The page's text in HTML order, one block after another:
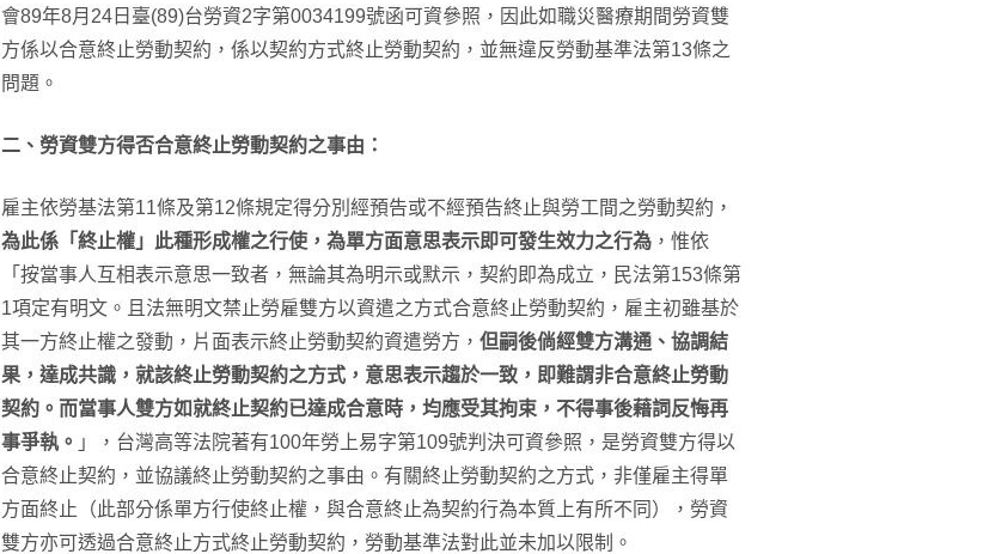
會89年8月24日臺(89)台勞資2字第0034199號函可資參照，因此如職災醫療期間勞資雙
方係以合意終止勞動契約，係以契約方式終止勞動契約，並無違反勞動基準法第13條之
問題。
二、勞資雙方得否合意終止勞動契約之事由：
雇主依勞基法第11條及第12條規定得分別經預告或不經預告終止與勞工間之勞動契約，
為此係「終止權」此種形成權之行使，為單方面意思表示即可發生效力之行為 ，惟依
「按當事人互相表示意思一致者，無論其為明示或默示，契約即為成立，民法第153條第
1項定有明文。且法無明文禁止勞雇雙方以資遣之方式合意終止勞動契約，雇主初雖基於
其一方終止權之發動，片面表示終止勞動契約資遣勞方， 但嗣後倘經雙方溝通、協調結
果，達成共識，就該終止勞動契約之方式，意思表示趨於一致，即難謂非合意終止勞動
契約。而當事人雙方如就終止契約已達成合意時，均應受其拘束，不得事後藉詞反悔再
事爭執。 」，台灣高等法院著有100年勞上易字第109號判決可資參照，是勞資雙方得以
合意終止契約，並協議終止勞動契約之事由。有關終止勞動契約之方式，非僅雇主得單
方面終止（此部分係單方行使終止權，與合意終止為契約行為本質上有所不同），勞資
雙方亦可透過合意終止方式終止勞動契約，勞動基準法對此並未加以限制。